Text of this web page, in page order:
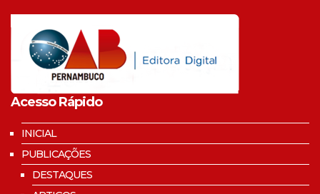
Acesso Rápido
INICIAL
PUBLICAÇÕES
DESTAQUES